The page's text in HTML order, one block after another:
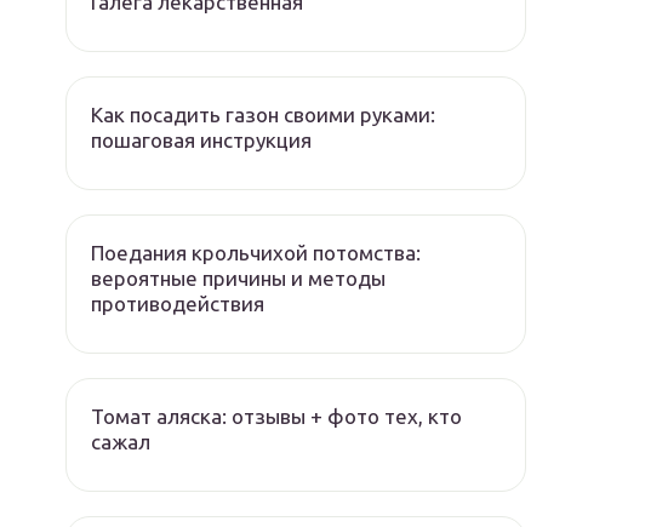
Как посадить газон своими руками:
пошаговая инструкция
Поедания крольчихой потомства:
вероятные причины и методы
противодействия
Томат аляска: отзывы + фото тех, кто
сажал